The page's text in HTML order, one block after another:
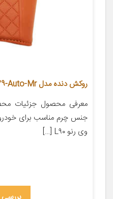
روکش دنده مدل Mhr-329-Auto-Mr
جنس چرم مناسب برای
وی رنو L۹۰ […]